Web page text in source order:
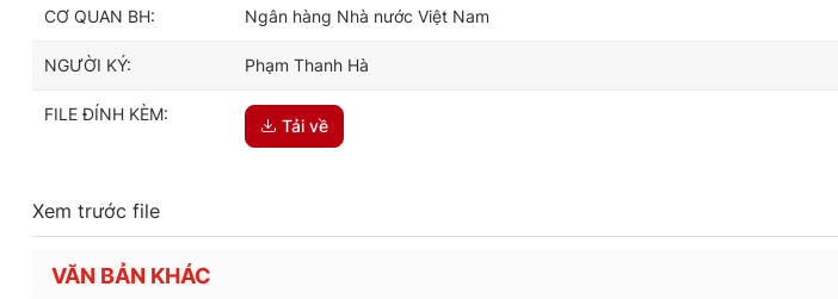
CƠ QUAN BH: Ngân hàng Nhà nước Việt Nam
NGƯỜI KÝ: Phạm Thanh Hà
FILE ĐÍNH KÈM:
Tải về
Xem trước file
VĂN BẢN KHÁC